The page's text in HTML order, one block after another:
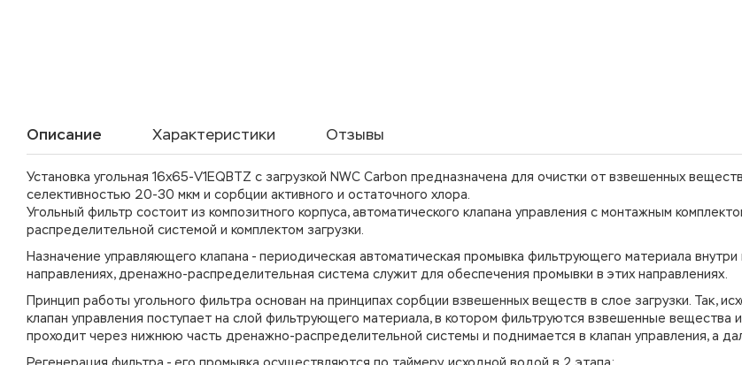
Описание Характеристики Отзывы
Установка угольная 16х65-V1EQBTZ с загрузкой NWC Carbon предназначена для очистки от взвешенных
селективностью 20-30 мкм и сорбции активного и остаточного хлора.
Угольный фильтр состоит из композитного корпуса, автоматического клапана управления с монтажным
распределительной системой и комплектом загрузки.
Назначение управляющего клапана - периодическая автоматическая промывка фильтрующего материала внутри
направлениях, дренажно-распределительная система служит для обеспечения промывки в этих направлениях.
Принцип работы угольного фильтра основан на принципах сорбции взвешенных веществ в слое загрузки. Так,
клапан управления поступает на слой фильтрующего материала, в котором фильтруются взвешенные вещества
проходит через нижнюю часть дренажно-распределительной системы и поднимается в клапан управления, а